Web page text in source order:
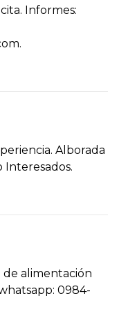
Informes:
Alborada
Interesados.
de alimentación
0984-